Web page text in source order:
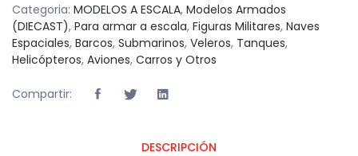
Categoria: MODELOS A ESCALA, Modelos Armados
(DIECAST), Para armar a escala, Figuras Militares, Naves
Espaciales, Barcos, Submarinos, Veleros, Tanques,
Helicópteros, Aviones, Carros y Otros
Compartir:
DESCRIPCIÓN